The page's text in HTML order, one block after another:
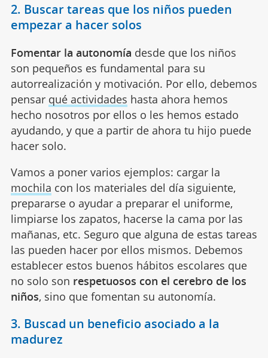
2. Buscar tareas que los niños pueden
empezar a hacer solos
Fomentar la autonomía desde que los niños
son pequeños es fundamental para su
autorrealización y motivación. Por ello, debemos
pensar qué actividades hasta ahora hemos
hecho nosotros por ellos o les hemos estado
ayudando, y que a partir de ahora tu hijo puede
hacer solo.
Vamos a poner varios ejemplos: cargar la
mochila con los materiales del día siguiente,
prepararse o ayudar a preparar el uniforme,
limpiarse los zapatos, hacerse la cama por las
mañanas, etc. Seguro que alguna de estas tareas
las pueden hacer por ellos mismos. Debemos
establecer estos buenos hábitos escolares que
no solo son respetuosos con el cerebro de los
niños, sino que fomentan su autonomía.
3. Buscad un beneficio asociado a la
madurez